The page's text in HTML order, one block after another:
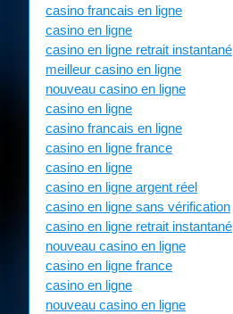
casino francais en ligne
casino en ligne
casino en ligne retrait instantané
meilleur casino en ligne
nouveau casino en ligne
casino en ligne
casino francais en ligne
casino en ligne france
casino en ligne
casino en ligne argent réel
casino en ligne sans vérification
casino en ligne retrait instantané
nouveau casino en ligne
casino en ligne france
casino en ligne
nouveau casino en ligne